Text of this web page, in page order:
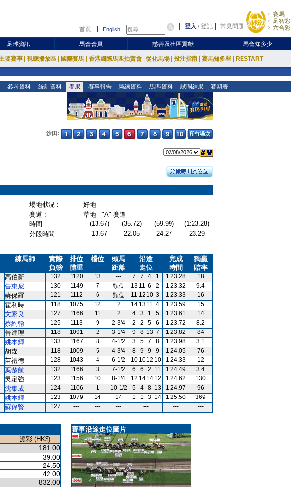
首頁 English 登入 /登記 常見問題
賽馬
足智彩
六合彩
足球資訊 馬會會員 慈善及社區貢獻 馬會知多少
要賽事 視聽播放區 國際賽馬 香港國際馬匹拍賣會 從化馬場 投注指南 賽馬知多些 RESTART
參考資料 統計資料 賽果 賽事報告 騎練資料 馬匹資料 試閘結果 賽期表
沙田:
場地狀況 :
好地
賽道 :
草地 - "A" 賽道
時間 : (13.67) (35.72) (59.99)
(1:23.28)
分段時間 :
13.67 22.05 24.27
23.29
練馬師
實際
負磅
排位
體重
檔位
頭馬
距離
沿途
走位
完成
時間
獨贏
賠率
高伯新 132 1120 13 --- 7 7 4 1 1:23.28
18
告東尼 130 1149 7 頸位 13 11 6 2 1:23.32
9.4
蘇保羅 121 1112 6 頸位 11 12 10 3 1:23.33
16
霍利時 118 1075 12 2 14 13 11 4 1:23.59
15
文家良 127 1166 11 2 4 3 1 5 1:23.61
14
蔡約翰 125 1113 9 2-3/4 2 2 5 6 1:23.72
8.2
告達理 118 1091 2 3-1/4 9 8 13 7 1:23.82
84
姚本輝 133 1167 8 4-1/2 3 5 7 8 1:23.98
3.1
胡森 118 1009 5 4-3/4 8 9 9 9 1:24.05
76
苗禮德 128 1043 4 6-1/2 10 10 12 10 1:24.33
12
葉楚航 132 1166 3 7-1/2 6 6 2 11 1:24.49
3.4
吳定強 123 1156 10 8-1/4 12 14 14 12 1:24.62
130
沈集成 124 1106 1 10-1/2 5 4 8 13 1:24.97
96
姚本輝 123 1079 14 14 1 1 3 14 1:25.50
369
蘇偉賢 127 --- --- --- --- --- ---
派彩 (HK$)
181.00
39.00
24.50
42.00
832.00
賽事沿途走位圖片